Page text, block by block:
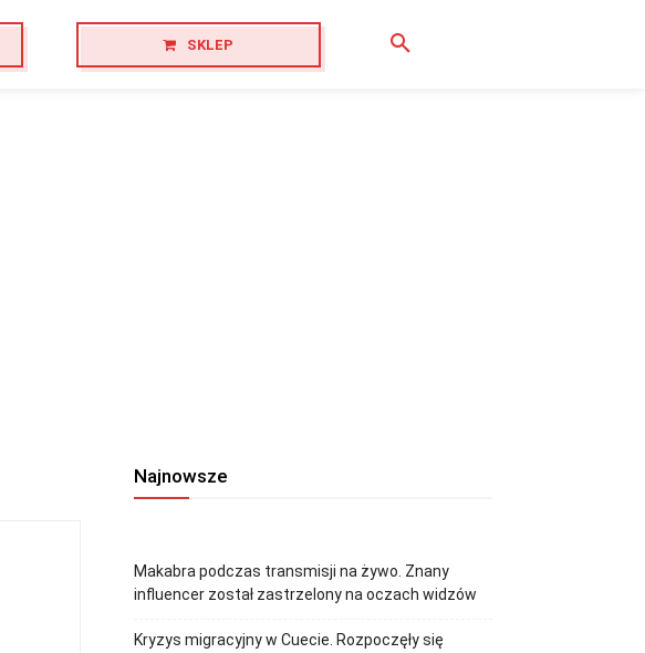
SKLEP
Najnowsze
Makabra podczas transmisji na żywo. Znany
influencer został zastrzelony na oczach widzów
Kryzys migracyjny w Cuecie. Rozpoczęły się